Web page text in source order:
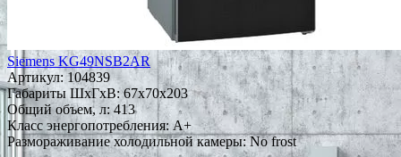
Siemens KG49NSB2AR
Артикул:104839
Габариты ШxГxВ: 67x70x203
Общий объем, л: 413
Класс энергопотребления: A+
Размораживание холодильной камеры: No frost